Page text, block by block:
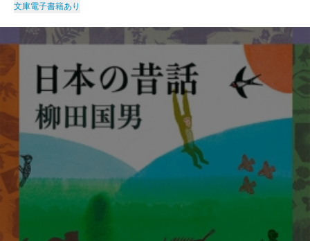
文庫電子書籍あり